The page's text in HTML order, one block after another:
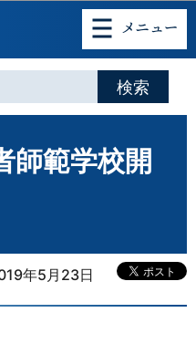
文へ移動
師範学校開
年5月23日